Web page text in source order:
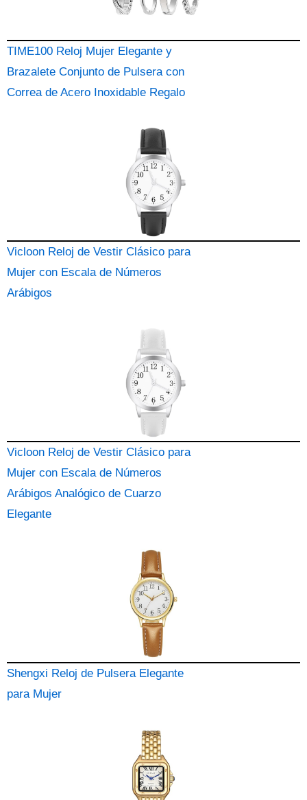
TIME100 Reloj Mujer Elegante y
Brazalete Conjunto de Pulsera con
Correa de Acero Inoxidable Regalo
Vicloon Reloj de Vestir Clásico para
Mujer con Escala de Números
Arábigos
Vicloon Reloj de Vestir Clásico para
Mujer con Escala de Números
Arábigos Analógico de Cuarzo
Elegante
Shengxi Reloj de Pulsera Elegante
para Mujer